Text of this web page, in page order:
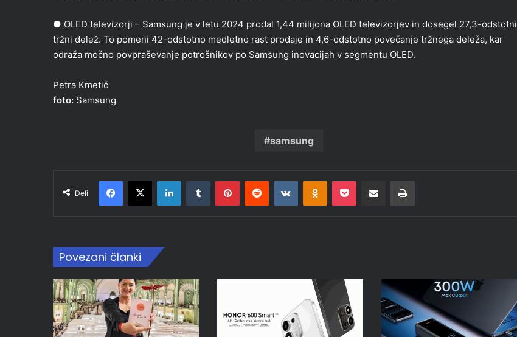
● OLED televizorji – Samsung je v letu 2024 prodal 1,44 milijona OLED televizorjev in dosegel 27,3-odstotni
tržni delež. To pomeni 42-odstotno medletno rast prodaje in 4,6-odstotno povečanje tržnega deleža, kar
odraža močno povpraševanje potrošnikov po Samsung inovacijah v segmentu OLED.
Petra Kmetič
foto: Samsung
samsung
Deli
Facebook
X LinkedInTumblr PinterestReddit VKontakteOdnoklassniki
Pocket Deli po epošti Natisni
Povezani članki